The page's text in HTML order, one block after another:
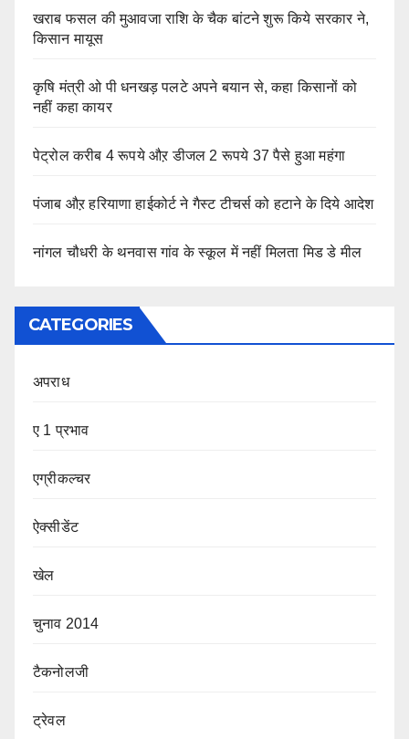
खराब फसल की मुआवजा राशि के चैक बांटने शुरू किये सरकार ने,
किसान मायूस
कृषि मंत्री ओ पी धनखड़ पलटे अपने बयान से, कहा किसानों को
नहीं कहा कायर
पेट्रोल करीब 4 रूपये औऱ डीजल 2 रूपये 37 पैसे हुआ महंगा
पंजाब औऱ हरियाणा हाईकोर्ट ने गैस्ट टीचर्स को हटाने के दिये आदेश
नांगल चौधरी के थनवास गांव के स्कूल में नहीं मिलता मिड डे मील
CATEGORIES
अपराध
ए 1 प्रभाव
एग्रीकल्चर
ऐक्सीडेंट
खेल
चुनाव 2014
टैकनोलजी
ट्रेवल